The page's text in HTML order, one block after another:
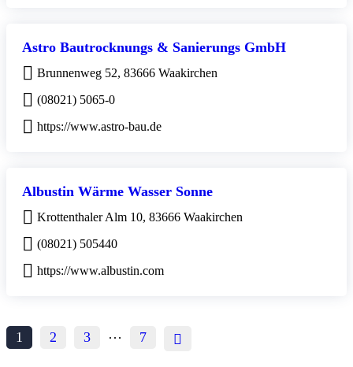
Astro Bautrocknungs & Sanierungs GmbH
Brunnenweg 52, 83666 Waakirchen
(08021) 5065-0
https://www.astro-bau.de
Albustin Wärme Wasser Sonne
Krottenthaler Alm 10, 83666 Waakirchen
(08021) 505440
https://www.albustin.com
1 2 3 … 7